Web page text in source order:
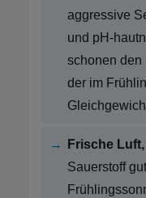
aggressive
und pH-
schonen den
der im
→ Frische
Sauerstoff